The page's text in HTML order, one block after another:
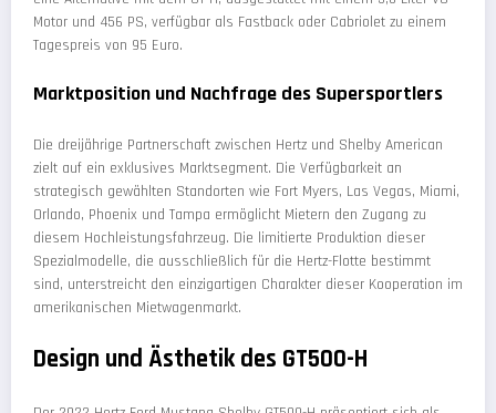
Motor und 456 PS, verfügbar als Fastback oder Cabriolet zu einem
Tagespreis von 95 Euro.
Marktposition und Nachfrage des Supersportlers
Die dreijährige Partnerschaft zwischen Hertz und Shelby American
zielt auf ein exklusives Marktsegment. Die Verfügbarkeit an
strategisch gewählten Standorten wie Fort Myers, Las Vegas, Miami,
Orlando, Phoenix und Tampa ermöglicht Mietern den Zugang zu
diesem Hochleistungsfahrzeug. Die limitierte Produktion dieser
Spezialmodelle, die ausschließlich für die Hertz-Flotte bestimmt
sind, unterstreicht den einzigartigen Charakter dieser Kooperation im
amerikanischen Mietwagenmarkt.
Design und Ästhetik des GT500-H